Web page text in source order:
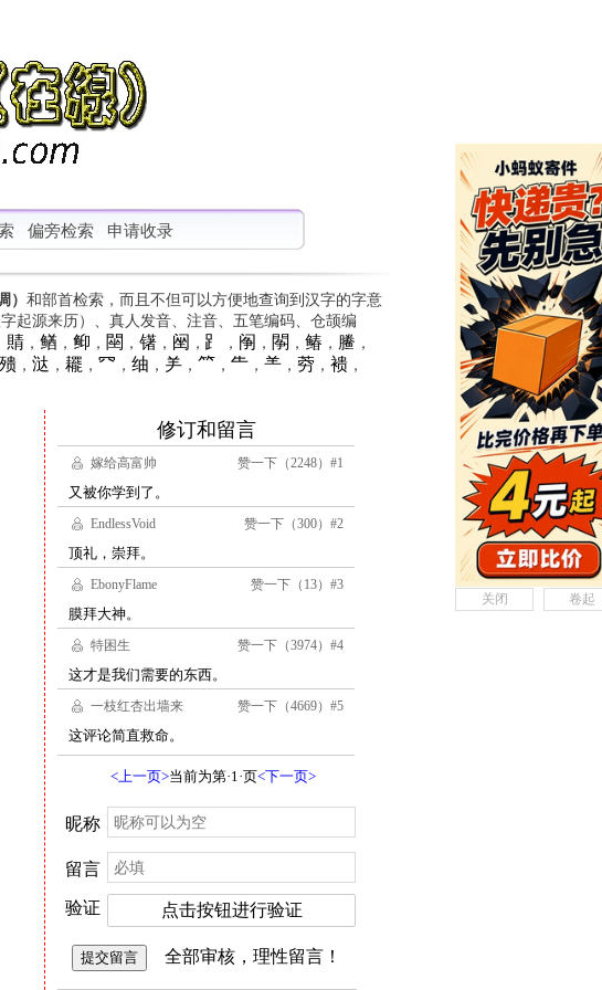
偏旁检索 申请收录
） 和部首检索，而且不但可以方便地查询到汉字的字意
起源来历）、真人发音、注音、五笔编码、仓颉编
䝼， 䲡 ， 䲟 ， 䦟 ， 䦃， 䦷 ， ⻊ ， 䦶 ， 䦛 ， 䲠 ， 䲢 ，
㱮， 㳠 ， 䎱 ， ⺳ ， 䌷 ， ⺶， ⺮ ， ⺧， ⺷， 䓖， 䙌，
关闭 卷起